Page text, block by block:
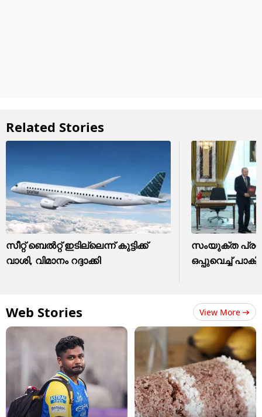
Related Stories
സീറ്റ് ബെൽറ്റ് ഇടില്ലെന്ന് കുട്ടിക്ക്
വാശി, വിമാനം റദ്ദാക്കി
സംയുക്ത
ഒപ്പുവെച്ച്
Web Stories View More